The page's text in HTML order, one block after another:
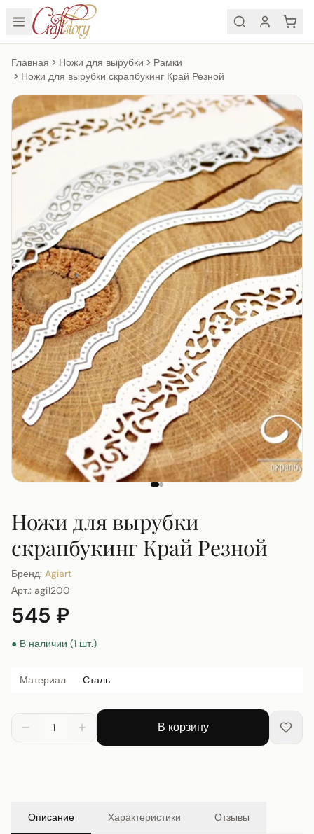
Главная Ножи для вырубки
Рамки
Ножи для вырубки скрапбукинг Край Резной
Ножи для вырубки
скрапбукинг Край Резной
Бренд: Agiart
Арт.: agi1200
545 ₽
● В наличии (1 шт.)
Материал Сталь
1 В корзину
Описание Характеристики Отзывы